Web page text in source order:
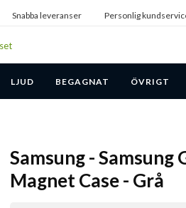
Snabba leveranser Personlig
LJUD BEGAGNAT ÖVRIGT
Samsung - Samsung
Magnet Case - Grå